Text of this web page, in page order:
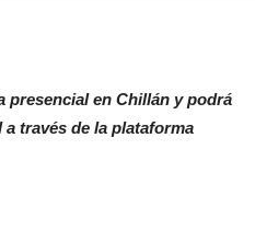
presencial en Chillán y podrá
través de la plataforma